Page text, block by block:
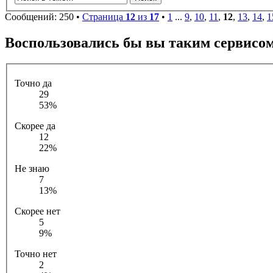
Сообщений: 250 • Страница 12 из 17 • 1 ... 9, 10, 11, 12, 13, 14,
Воспользовались бы вы таким
Точно да
29
53%
Скорее да
12
22%
Не знаю
7
13%
Скорее нет
5
9%
Точно нет
2